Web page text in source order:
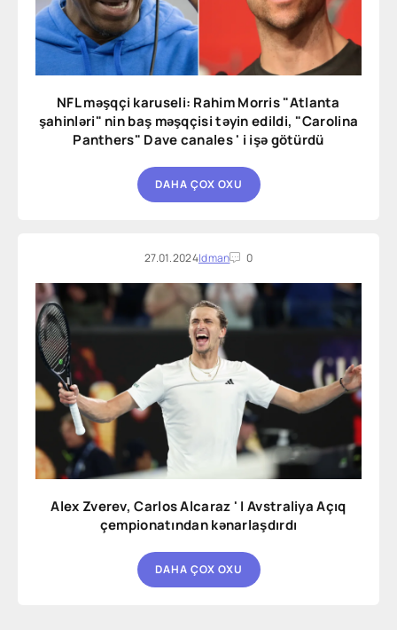
NFL məşqçi karuseli: Rahim Morris "Atlanta
şahinləri" nin baş məşqçisi təyin edildi, "Carolina
Panthers" Dave canales ' i işə götürdü
DAHA ÇOX OXU
27.01.2024Idman 0
Alex Zverev, Carlos Alcaraz ' I Avstraliya Açıq
çempionatından kənarlaşdırdı
DAHA ÇOX OXU